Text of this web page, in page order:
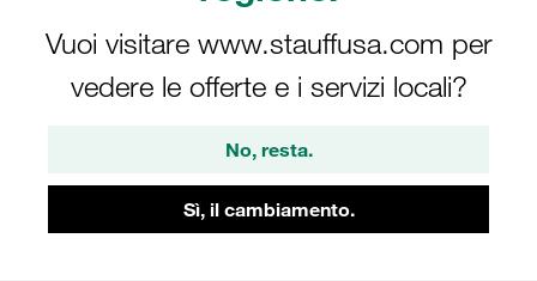
Vuoi visitare www.stauffusa.com per
vedere le offerte e i servizi locali?
No, resta.
Sì, il cambiamento.
Innesti a faccia piana in acciaio con raccordi a vite
2 Categorie